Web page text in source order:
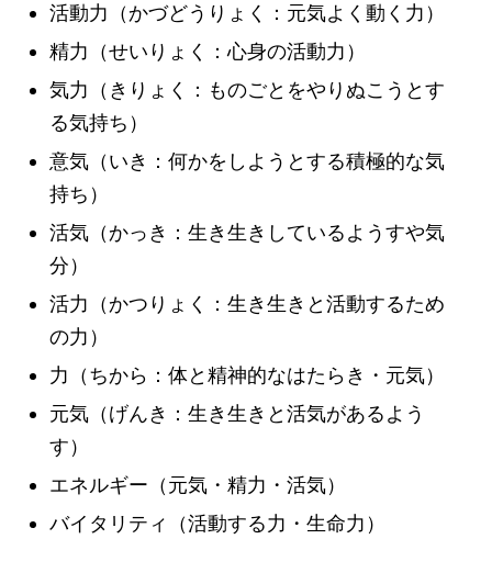
活動力（かづどうりょく：元気よく動く力）
精力（せいりょく：心身の活動力）
気力（きりょく：ものごとをやりぬこうとす
る気持ち）
意気（いき：何かをしようとする積極的な気
持ち）
活気（かっき：生き生きしているようすや気
分）
活力（かつりょく：生き生きと活動するため
の力）
力（ちから：体と精神的なはたらき・元気）
元気（げんき：生き生きと活気があるよう
す）
エネルギー（元気・精力・活気）
バイタリティ（活動する力・生命力）